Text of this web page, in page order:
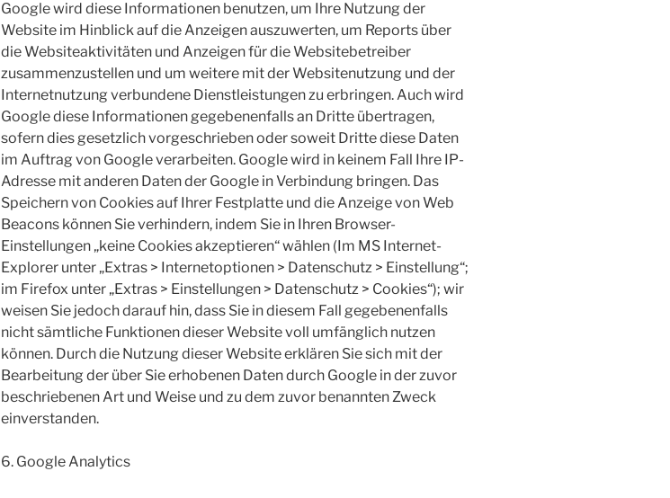
Google wird diese Informationen benutzen, um Ihre Nutzung der
Website im Hinblick auf die Anzeigen auszuwerten, um Reports über
die Websiteaktivitäten und Anzeigen für die Websitebetreiber
zusammenzustellen und um weitere mit der Websitenutzung und der
Internetnutzung verbundene Dienstleistungen zu erbringen. Auch wird
Google diese Informationen gegebenenfalls an Dritte übertragen,
sofern dies gesetzlich vorgeschrieben oder soweit Dritte diese Daten
im Auftrag von Google verarbeiten. Google wird in keinem Fall Ihre IP-
Adresse mit anderen Daten der Google in Verbindung bringen. Das
Speichern von Cookies auf Ihrer Festplatte und die Anzeige von Web
Beacons können Sie verhindern, indem Sie in Ihren Browser-
Einstellungen „keine Cookies akzeptieren“ wählen (Im MS Internet-
Explorer unter „Extras > Internetoptionen > Datenschutz > Einstellung“;
im Firefox unter „Extras > Einstellungen > Datenschutz > Cookies“); wir
weisen Sie jedoch darauf hin, dass Sie in diesem Fall gegebenenfalls
nicht sämtliche Funktionen dieser Website voll umfänglich nutzen
können. Durch die Nutzung dieser Website erklären Sie sich mit der
Bearbeitung der über Sie erhobenen Daten durch Google in der zuvor
beschriebenen Art und Weise und zu dem zuvor benannten Zweck
einverstanden.
6. Google Analytics